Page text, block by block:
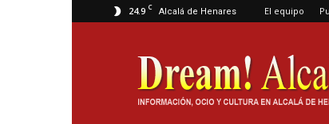
24.9 C Alcalá de Henares El equipo
Dream
Alcalá